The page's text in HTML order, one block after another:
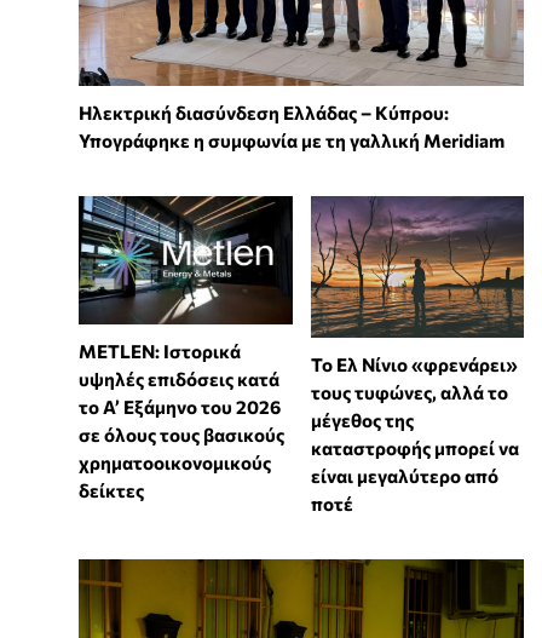
Ηλεκτρική διασύνδεση Ελλάδας – Κύπρου:
Υπογράφηκε η συμφωνία με τη γαλλική Meridiam
METLEN: Ιστορικά
υψηλές επιδόσεις κατά
το Α’ Εξάμηνο του 2026
σε όλους τους βασικούς
χρηματοοικονομικούς
δείκτες
Το Ελ Νίνιο «φρενάρει»
τους τυφώνες, αλλά το
μέγεθος της
καταστροφής μπορεί να
είναι μεγαλύτερο από
ποτέ